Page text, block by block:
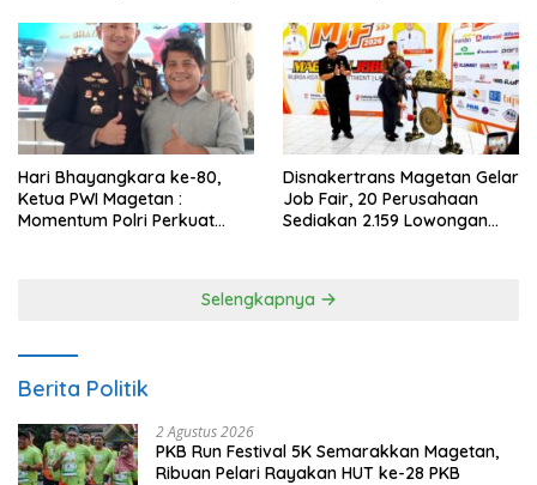
Hari Bhayangkara ke-80,
Ketua PWI Magetan :
Momentum Polri Perkuat
Disnakertrans Magetan Gelar
Job Fair, 20 Perusahaan
Sediakan 2.159 Lowongan
Selengkapnya
Berita Politik
2 Agustus 2026
PKB Run Festival 5K Semarakkan Magetan,
Ribuan Pelari Rayakan HUT ke-28 PKB